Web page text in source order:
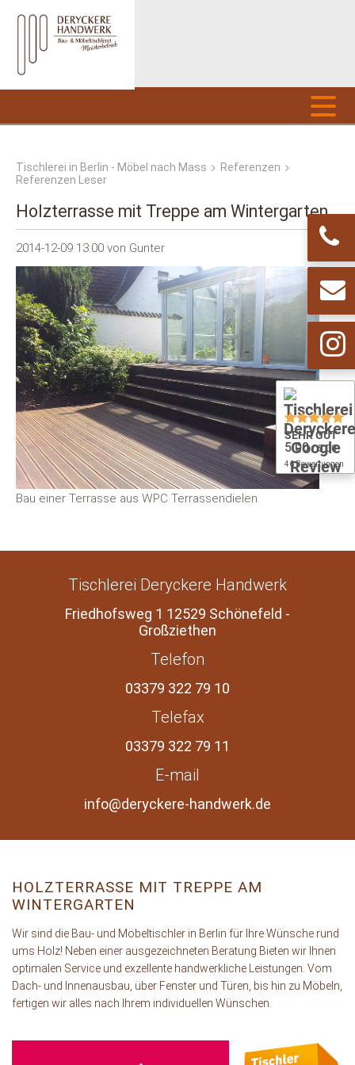
Tischlerei in Berlin - Möbel nach Mass
Referenzen
Referenzen Leser
Holzterrasse mit Treppe am Wintergarten
2014-12-09 13:00 von Gunter
Bau einer Terrasse aus WPC Terrassendielen
Tischlerei Deryckere Handwerk
Friedhofsweg 1 12529 Schönefeld -
Großziethen
Telefon
03379 322 79 10
Telefax
03379 322 79 11
E-mail
info@deryckere-handwerk.de
HOLZTERRASSE MIT TREPPE AM
WINTERGARTEN
Wir sind die Bau- und Möbeltischler in Berlin für Ihre Wünsche rund
ums Holz! Neben einer ausgezeichneten Beratung Bieten wir Ihnen
optimalen Service und exzellente handwerkliche Leistungen. Vom
Dach- und Innenausbau, über Fenster und Türen, bis hin zu Möbeln,
fertigen wir alles nach Ihrem individuellen Wünschen.
SEHR GUT
5.00 / 5.00
46 Bewertungen